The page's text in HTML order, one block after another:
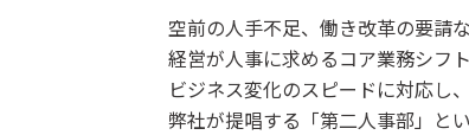
空前の人手不足、働き改革の要請
経営が人事に求めるコア業務シフ
ビジネス変化のスピードに対応し
弊社が提唱する「第二人事部」と